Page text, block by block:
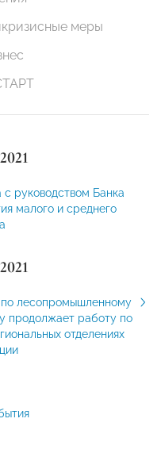
меры
руководством Банка
малого и среднего
лесопромышленному
продолжает работу по
отделениях